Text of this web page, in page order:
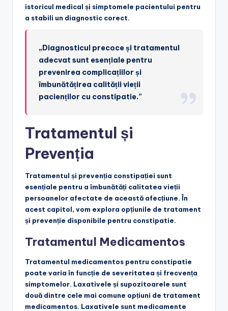
istoricul medical și simptomele pacientului pentru
a stabili un diagnostic corect.
„Diagnosticul precoce și tratamentul
adecvat sunt esențiale pentru
prevenirea complicațiilor și
îmbunătățirea calității vieții
pacienților cu constipatie.”
Tratamentul și
Prevenția
Tratamentul și prevenția constipației sunt
esențiale pentru a îmbunătăți calitatea vieții
persoanelor afectate de această afecțiune. În
acest capitol, vom explora opțiunile de tratament
și prevenție disponibile pentru constipatie.
Tratamentul Medicamentos
Tratamentul medicamentos pentru constipatie
poate varia în funcție de severitatea și frecvența
simptomelor. Laxativele și supozitoarele sunt
două dintre cele mai comune opțiuni de tratament
medicamentos. Laxativele sunt medicamente